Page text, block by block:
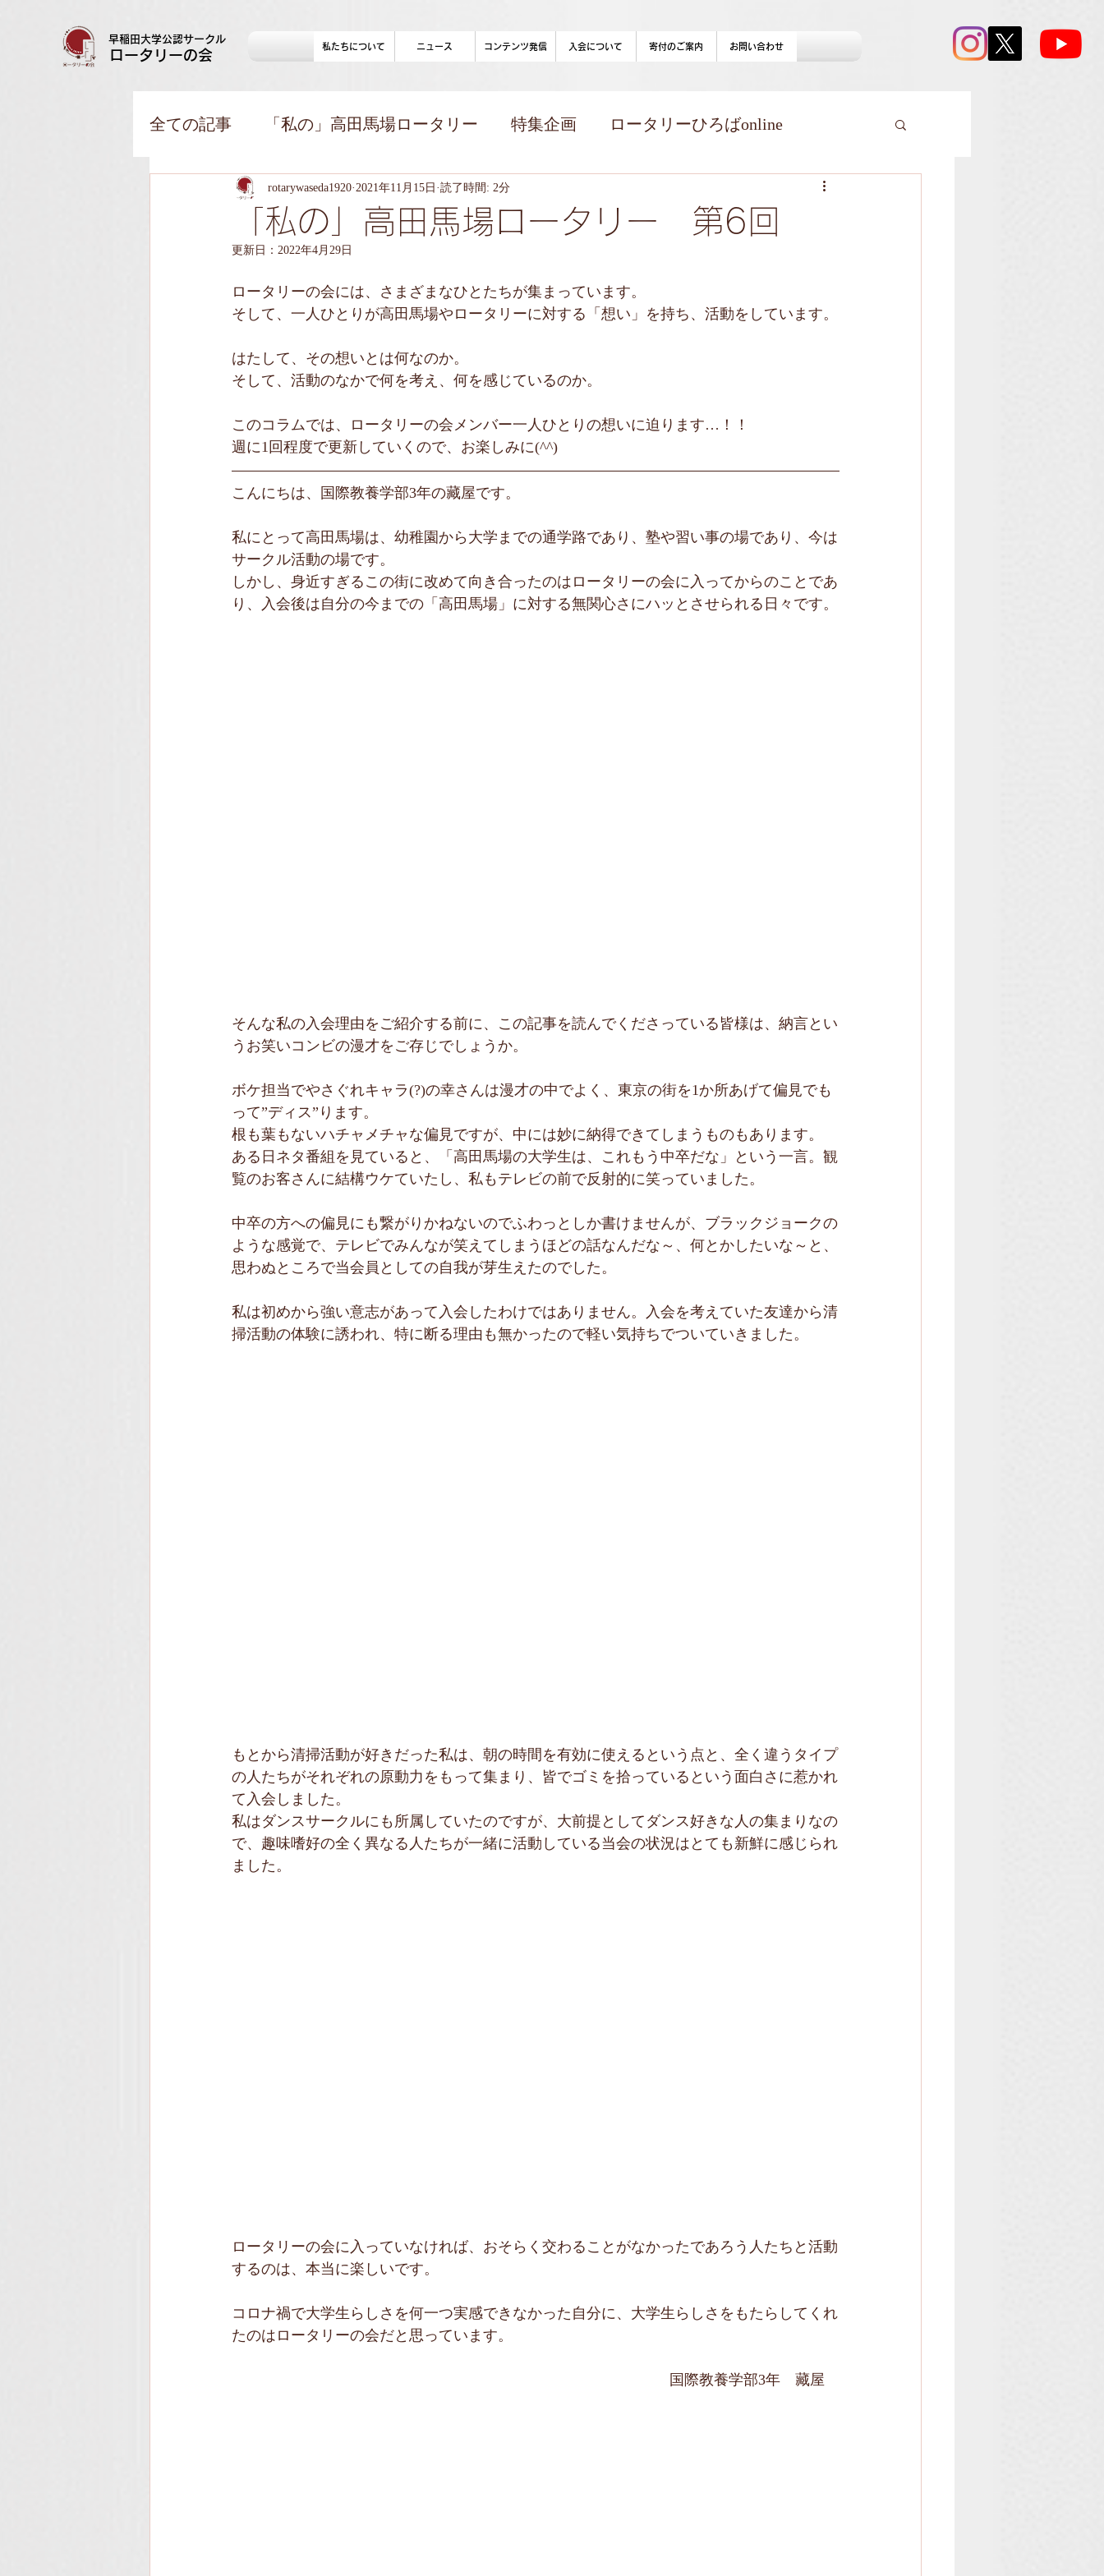
早稲田大学公認サークル
私たちについて ニュース コンテンツ発信 入会について 寄付のご案内 お問い合わせ
​ロータリーの会
全ての記事 「私の」高田馬場ロータリー 特集企画 ロータリーひろばonline
ロタ会LIVE！！(新歓用コンテンツ)
「私の」高田馬場ロータリー 第6回
rotarywaseda1920 2021年11月15日 読了時間: 2分
更新日： 2022年4月29日
ロータリーの会には、さまざまなひとたちが集まっています。
そして、一人ひとりが高田馬場やロータリーに対する「想い」を持ち、活動をしています。
はたして、その想いとは何なのか。
そして、活動のなかで何を考え、何を感じているのか。
このコラムでは、ロータリーの会メンバー一人ひとりの想いに迫ります…！！
週に1回程度で更新していくので、お楽しみに(^^)
こんにちは、国際教養学部3年の藏屋です。
私にとって高田馬場は、幼稚園から大学までの通学路であり、塾や習い事の場であり、今は
サークル活動の場です。
しかし、身近すぎるこの街に改めて向き合ったのはロータリーの会に入ってからのことであ
り、入会後は自分の今までの「高田馬場」に対する無関心さにハッとさせられる日々です。
そんな私の入会理由をご紹介する前に、この記事を読んでくださっている皆様は、納言とい
うお笑いコンビの漫才をご存じでしょうか。
ボケ担当でやさぐれキャラ(?)の幸さんは漫才の中でよく、東京の街を1か所あげて偏見でも
って”ディス”ります。
根も葉もないハチャメチャな偏見ですが、中には妙に納得できてしまうものもあります。
ある日ネタ番組を見ていると、「高田馬場の大学生は、これもう中卒だな」という一言。観
覧のお客さんに結構ウケていたし、私もテレビの前で反射的に笑っていました。
中卒の方への偏見にも繋がりかねないのでふわっとしか書けませんが、ブラックジョークの
ような感覚で、テレビでみんなが笑えてしまうほどの話なんだな～、何とかしたいな～と、
思わぬところで当会員としての自我が芽生えたのでした。
私は初めから強い意志があって入会したわけではありません。入会を考えていた友達から清
掃活動の体験に誘われ、特に断る理由も無かったので軽い気持ちでついていきました。
もとから清掃活動が好きだった私は、朝の時間を有効に使えるという点と、全く違うタイプ
の人たちがそれぞれの原動力をもって集まり、皆でゴミを拾っているという面白さに惹かれ
て入会しました。
私はダンスサークルにも所属していたのですが、大前提としてダンス好きな人の集まりなの
で、趣味嗜好の全く異なる人たちが一緒に活動している当会の状況はとても新鮮に感じられ
ました。
ロータリーの会に入っていなければ、おそらく交わることがなかったであろう人たちと活動
するのは、本当に楽しいです。
コロナ禍で大学生らしさを何一つ実感できなかった自分に、大学生らしさをもたらしてくれ
たのはロータリーの会だと思っています。
国際教養学部3年　藏屋